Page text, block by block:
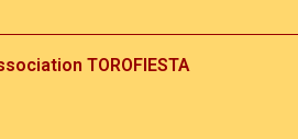
TOROFIESTA